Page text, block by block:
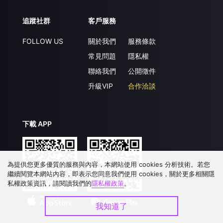
追蹤社群
FOLLOW US
客戶服務
關於我們
常見問題
聯絡我們
升級VIP
服務條款
隱私權
公開徵件
合作洽談
下載 APP
為提供您更多優質的服務與內容，本網站使用 cookies 分析技術。若您
繼續閱覽本網站內容，即表示您同意我們使用 cookies，關於更多相關隱
私權政策資訊，請閱讀我們的隱私權政策。
我知道了